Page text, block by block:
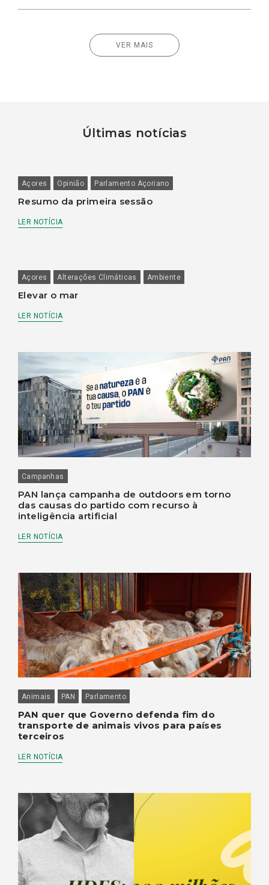
VER MAIS
Últimas notícias
Açores Opinião Parlamento Açoriano
Resumo da primeira sessão
LER NOTÍCIA
Açores Alterações Climáticas Ambiente
Elevar o mar
LER NOTÍCIA
Campanhas
PAN lança campanha de outdoors em torno
das causas do partido com recurso à
inteligência artificial
LER NOTÍCIA
Animais PAN Parlamento
PAN quer que Governo defenda fim do
transporte de animais vivos para países
terceiros
LER NOTÍCIA